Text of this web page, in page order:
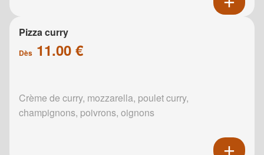
Pizza curry
Dès 11.00 €
Crème de curry, mozzarella, poulet curry,
champignons, poivrons, oignons